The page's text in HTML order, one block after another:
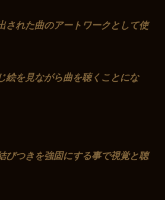
された曲のアートワークとして使
絵を見ながら曲を聴くことにな
びつきを強固にする事で視覚と聴